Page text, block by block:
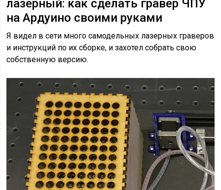
лазерный: как сделать гравер ЧПУ
на Ардуино своими руками
Я видел в сети много самодельных лазерных граверов
и инструкций по их сборке, и захотел собрать свою
собственную версию.